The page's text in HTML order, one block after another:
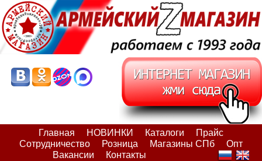
Главная НОВИНКИ Каталоги
Прайс
Сотрудничество
Розница Магазины СПб
Опт
Вакансии
Контакты